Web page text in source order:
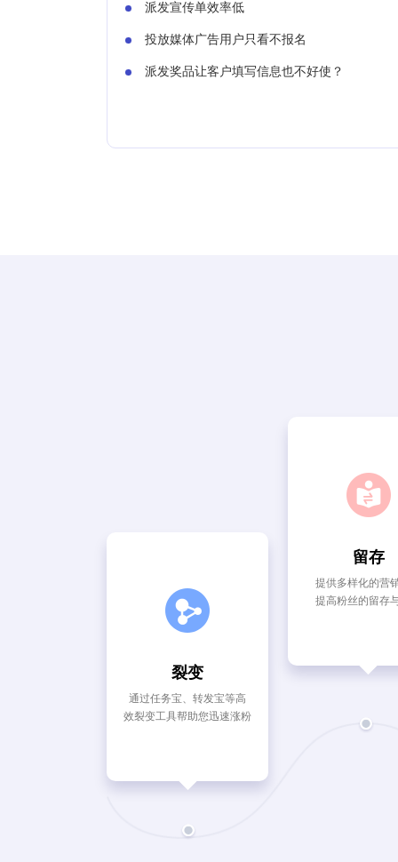
派发宣传单效率低
投放媒体广告用户只看不报名
派发奖品让客户填写信息也不好使？
裂变
通过任务宝、转发宝等高
效裂变工具帮助您迅速涨粉
留存
提供多样化的营
提高粉丝的留存